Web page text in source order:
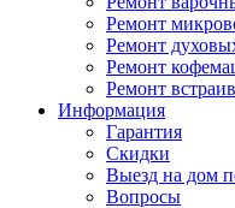
Ремонт
Ремонт
Ремонт
Ремонт
Информация
Гарантия
Скидки
Выезд на дом
Вопросы